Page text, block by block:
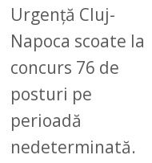
Urgență Cluj-
Napoca scoate la
concurs 76 de
posturi pe
perioadă
nedeterminată.